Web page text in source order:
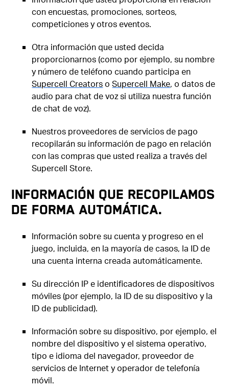
con encuestas, promociones, sorteos,
competiciones y otros eventos.
Otra información que usted decida
proporcionarnos (como por ejemplo, su nombre
y número de teléfono cuando participa en
Supercell CreatorsoSupercell Make, o datos de
audio para chat de voz si utiliza nuestra función
de chat de voz).
Nuestros proveedores de servicios de pago
recopilarán su información de pago en relación
con las compras que usted realiza a través del
Supercell Store.
Información que recopilamos
de forma automática.
Información sobre su cuenta y progreso en el
juego, incluida, en la mayoría de casos, la ID de
una cuenta interna creada automáticamente.
Su dirección IP e identificadores de dispositivos
móviles (por ejemplo, la ID de su dispositivo y la
ID de publicidad).
Información sobre su dispositivo, por ejemplo, el
nombre del dispositivo y el sistema operativo,
tipo e idioma del navegador, proveedor de
servicios de Internet y operador de telefonía
móvil.